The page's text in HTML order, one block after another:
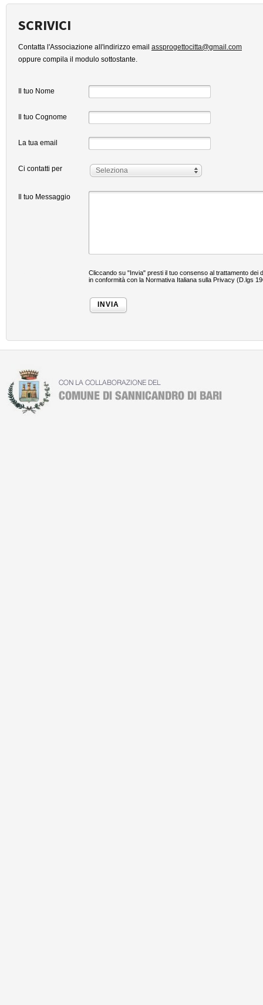
SCRIVICI
Contatta l'Associazione all'indirizzo email assprogettocitta@gmail.com
oppure compila il modulo sottostante.
Il tuo Nome
Il tuo Cognome
La tua email
Ci contatti per Seleziona
Il tuo Messaggio
Cliccando su "Invia" presti il tuo consenso al trattamento dei
in conformità con la Normativa Italiana sulla Privacy (D.lgs
INVIA